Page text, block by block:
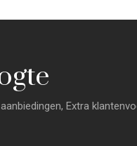
Extra